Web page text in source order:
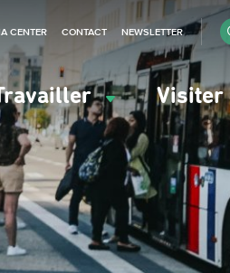
Visiter
CENTER CONTACT NEWSLETTER